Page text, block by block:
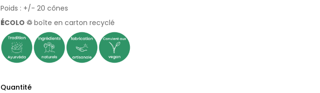
Poids : +/- 20 cônes
ÉCOLO ♲ boîte en carton recyclé
Quantité